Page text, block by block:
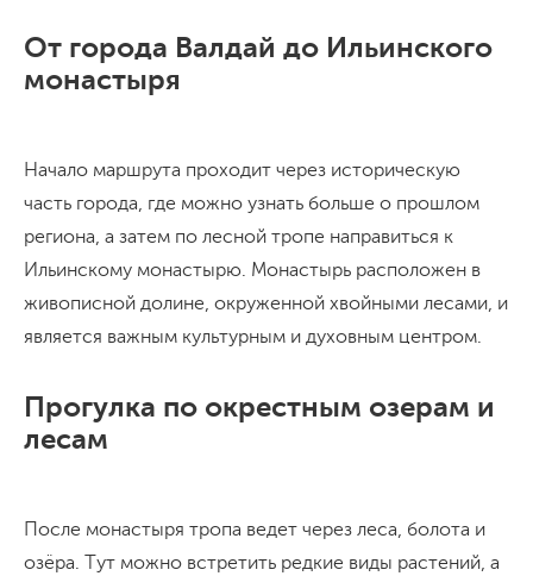
От города Валдай до Ильинского
монастыря
Начало маршрута проходит через историческую
часть города, где можно узнать больше о прошлом
региона, а затем по лесной тропе направиться к
Ильинскому монастырю. Монастырь расположен в
живописной долине, окруженной хвойными лесами, и
является важным культурным и духовным центром.
Прогулка по окрестным озерам и
лесам
После монастыря тропа ведет через леса, болота и
озёра. Тут можно встретить редкие виды растений, а